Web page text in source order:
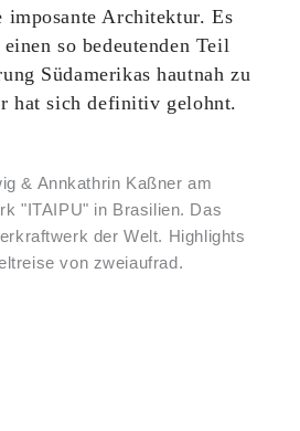
imposante Architektur. Es
so bedeutenden Teil
Südamerikas hautnah zu
hat sich definitiv gelohnt.